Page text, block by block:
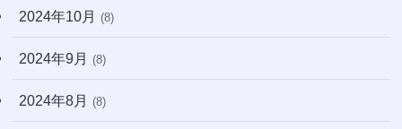
2024年10月 (8)
2024年9月 (8)
2024年8月 (8)